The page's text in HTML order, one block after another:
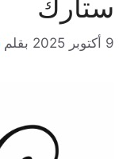
ستارك
9 أكتوبر 2025 بقلم